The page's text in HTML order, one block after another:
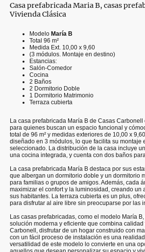
Casa prefabricada Maria B, casas
Vivienda Clásica
Modelo María B
Total 96 m²
Medida Ext. 10,00 x 9,60
(3 módulos. Montaje en destino)
Estancias:
Salón-Comedor
Cocina
2 Baños
2 Dormitorio Doble
1 Dormitorio Matrimonio
Terraza cubierta
La casa prefabricada María B de Casas Carbonell
para quienes buscan un espacio funcional y
total de 96 m² y medidas exteriores de 10,00 x
diseñado en 3 módulos, lo que facilita su montaje
seleccionado. La distribución de la casa incluye
una cocina integrada, y cuenta con dos baños
La casa prefabricada María B destaca por sus
que albergan un dormitorio doble y un dormitorio
para familias o grupos de amigos. Además, cada
maximizar el confort y la luminosidad, creando un
sus habitantes. La terraza cubierta es un plus,
para disfrutar al aire libre sin preocuparse por las
Las casas prefabricadas, como el modelo María
solución moderna y eficiente que combina
Carbonell, disfrutar de un hogar construido con
con un fácil proceso de instalación es una
versatilidad de este modelo lo convierte en una